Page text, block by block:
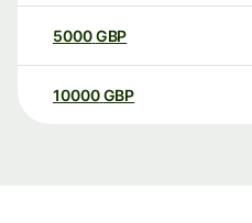
5000GBP
10000 GBP